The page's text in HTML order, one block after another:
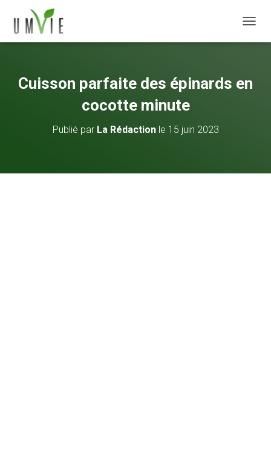
Cuisson parfaite des épinards en
cocotte minute
Publié par La Rédactionle 15 juin 2023